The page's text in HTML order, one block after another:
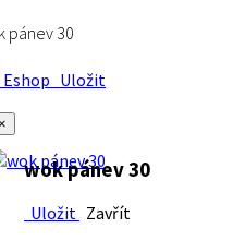
pánev 30
Uložit
wok pánev 30
Uložit Zavřít